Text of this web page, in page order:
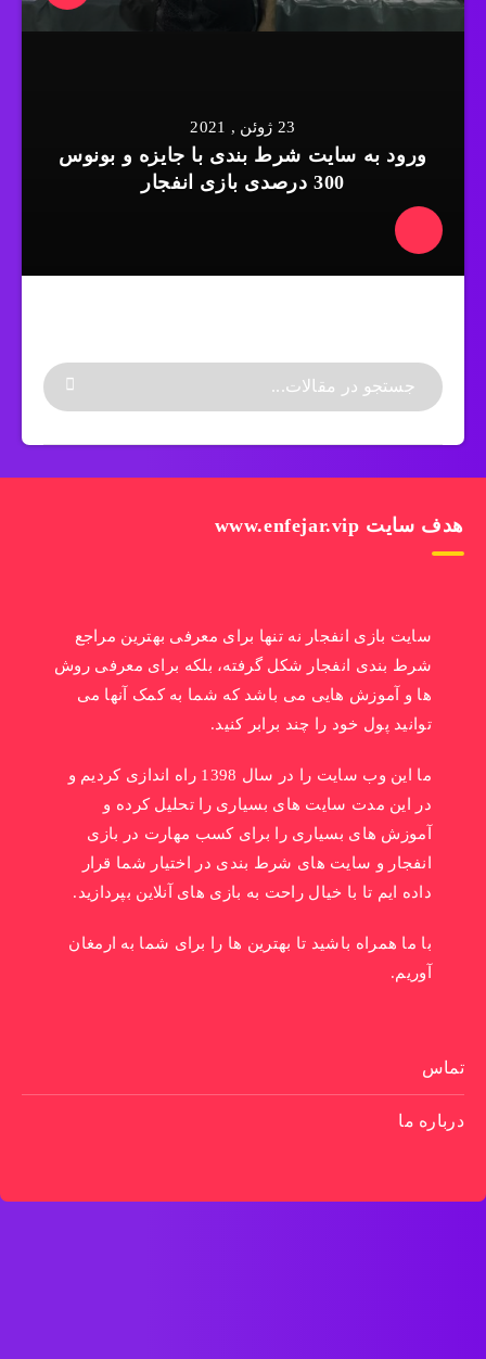
23 ژوئن , 2021
ورود به سایت شرط بندی با جایزه و بونوس
300 درصدی بازی انفجار
هدف سایت www.enfejar.vip
سایت بازی انفجار نه تنها برای معرفی بهترین مراجع
شرط بندی انفجار شکل گرفته، بلکه برای معرفی روش
ها و آموزش هایی می باشد که شما به کمک آنها می
توانید پول خود را چند برابر کنید.
ما این وب سایت را در سال 1398 راه اندازی کردیم و
در این مدت سایت های بسیاری را تحلیل کرده و
آموزش های بسیاری را برای کسب مهارت در بازی
انفجار و سایت های شرط بندی در اختیار شما قرار
داده ایم تا با خیال راحت به بازی های آنلاین بپردازید.
با ما همراه باشید تا بهترین ها را برای شما به ارمغان
آوریم.
تماس
درباره ما